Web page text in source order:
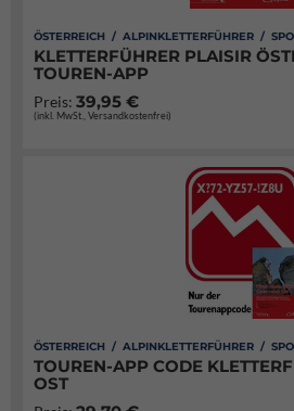
ÖSTERREICH / ALPINKLETTERFÜHRER /
KLETTERFÜHRER PLAISIR
TOUREN-APP
Preis: 39,95 €
(inkl. MwSt., Versandkostenfrei)
ÖSTERREICH / ALPINKLETTERFÜHRER /
TOUREN-APP CODE
OST